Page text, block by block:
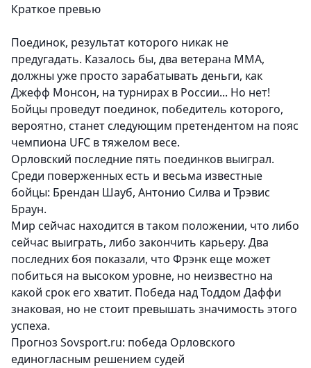
Краткое превью
Поединок, результат которого никак не
предугадать. Казалось бы, два ветерана ММА,
должны уже просто зарабатывать деньги, как
Джефф Монсон, на турнирах в России... Но нет!
Бойцы проведут поединок, победитель которого,
вероятно, станет следующим претендентом на пояс
чемпиона UFC в тяжелом весе.
Орловский последние пять поединков выиграл.
Среди поверженных есть и весьма известные
бойцы: Брендан Шауб, Антонио Силва и Трэвис
Браун.
Мир сейчас находится в таком положении, что либо
сейчас выиграть, либо закончить карьеру. Два
последних боя показали, что Фрэнк еще может
побиться на высоком уровне, но неизвестно на
какой срок его хватит. Победа над Тоддом Даффи
знаковая, но не стоит превышать значимость этого
успеха.
Прогноз Sovsport.ru: победа Орловского
единогласным решением судей